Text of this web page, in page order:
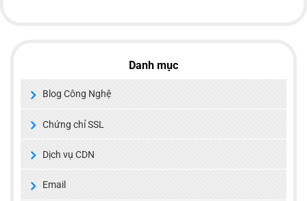
Danh mục
Blog Công Nghệ
Chứng chỉ SSL
Dịch vụ CDN
Email